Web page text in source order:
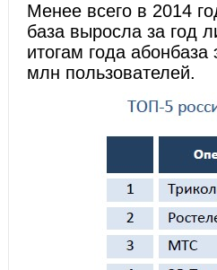
Менее всего в 2014
база выросла за год
итогам года абонбаза
млн пользователей.